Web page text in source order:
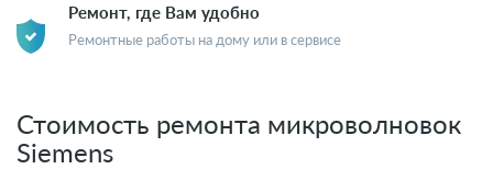
Ремонт, где Вам удобно
Ремонтные работы на дому или в сервисе
Стоимость ремонта микроволновок
Siemens